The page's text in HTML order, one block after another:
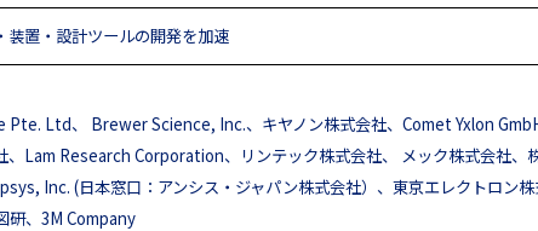
置・設計ツールの開発を加速
Ltd、 Brewer Science, Inc.、キヤノン株式会社、Comet Yxlon
Lam Research Corporation、リンテック株式会社、 メック株式会社、
Inc. (日本窓口：アンシス・ジャパン株式会社）、東京エレクトロン
研、3M Company